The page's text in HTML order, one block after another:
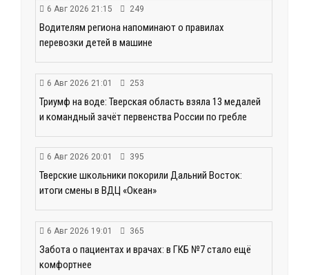
6 Авг 2026 21:15 249
Водителям региона напоминают о правилах
перевозки детей в машине
6 Авг 2026 21:01 253
Триумф на воде: Тверская область взяла 13 медалей
и командный зачёт первенства России по гребле
6 Авг 2026 20:01 395
Тверские школьники покорили Дальний Восток:
итоги смены в ВДЦ «Океан»
6 Авг 2026 19:01 365
Забота о пациентах и врачах: в ГКБ №7 стало ещё
комфортнее